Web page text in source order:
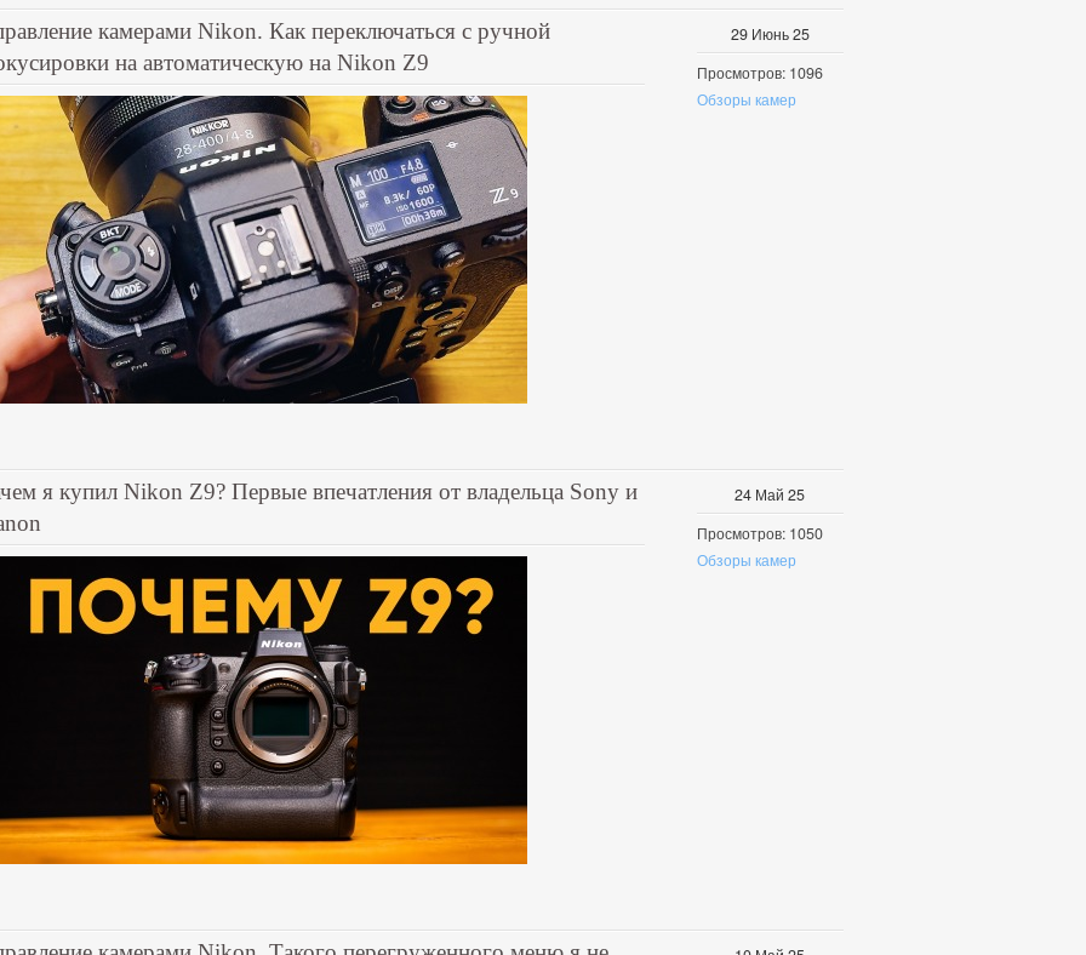
29 Июнь25
Просмотров: 1096
Обзоры камер
камерами Nikon. Как переключаться с ручной
на автоматическую на Nikon Z9
24 Май 25
Просмотров: 1050
Обзоры камер
я купил Nikon Z9? Первые впечатления от владельца Sony и